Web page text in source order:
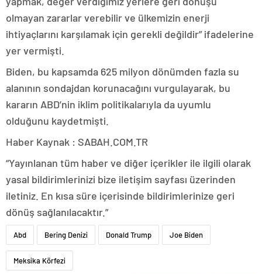
olmayan zararlar verebilir ve ülkemizin enerji
ihtiyaçlarını karşılamak için gerekli değildir” ifadelerine
yer vermişti.
Biden, bu kapsamda 625 milyon dönümden fazla su
alanının sondajdan korunacağını vurgulayarak, bu
kararın ABD’nin iklim politikalarıyla da uyumlu
olduğunu kaydetmişti.
Haber Kaynak : SABAH.COM.TR
“Yayınlanan tüm haber ve diğer içerikler ile ilgili olarak
yasal bildirimlerinizi bize iletişim sayfası üzerinden
iletiniz. En kısa süre içerisinde bildirimlerinize geri
dönüş sağlanılacaktır.”
Abd Bering Denizi Donald Trump Joe Biden
Meksika Körfezi